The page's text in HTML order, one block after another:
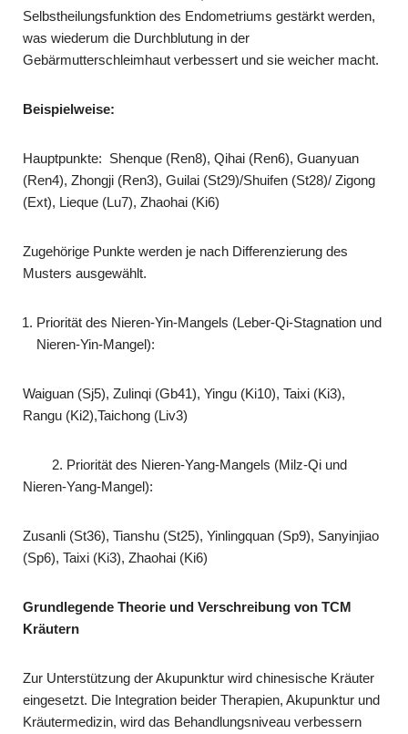
Selbstheilungsfunktion des Endometriums gestärkt werden,
was wiederum die Durchblutung in der
Gebärmutterschleimhaut verbessert und sie weicher macht.
Beispielweise:
Hauptpunkte: Shenque (Ren8), Qihai (Ren6), Guanyuan
(Ren4), Zhongji (Ren3), Guilai (St29)/Shuifen (St28)/ Zigong
(Ext), Lieque (Lu7), Zhaohai (Ki6)
Zugehörige Punkte werden je nach Differenzierung des
Musters ausgewählt.
Priorität des Nieren-Yin-Mangels (Leber-Qi-Stagnation und
Nieren-Yin-Mangel):
Waiguan (Sj5), Zulinqi (Gb41), Yingu (Ki10), Taixi (Ki3),
Rangu (Ki2),Taichong (Liv3)
2. Priorität des Nieren-Yang-Mangels (Milz-Qi und
Nieren-Yang-Mangel):
Zusanli (St36), Tianshu (St25), Yinlingquan (Sp9), Sanyinjiao
(Sp6), Taixi (Ki3), Zhaohai (Ki6)
Grundlegende Theorie und Verschreibung von TCM
Kräutern
Zur Unterstützung der Akupunktur wird chinesische Kräuter
eingesetzt. Die Integration beider Therapien, Akupunktur und
Kräutermedizin, wird das Behandlungsniveau verbessern